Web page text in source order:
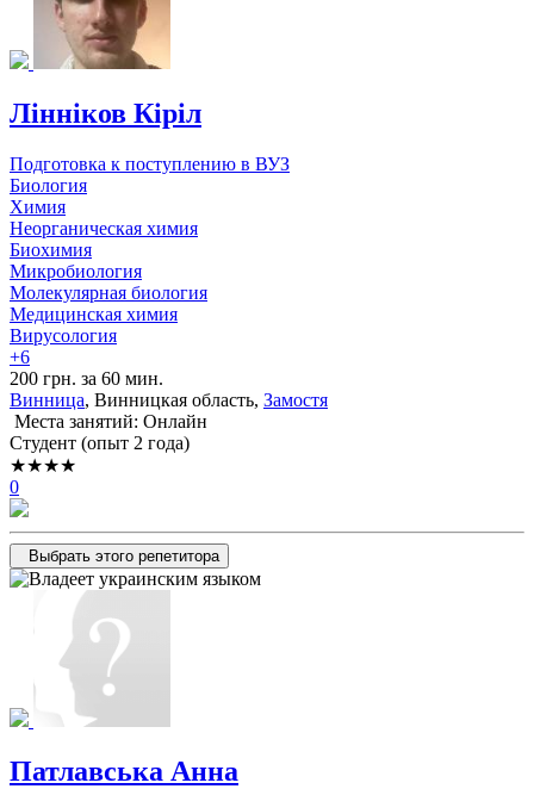
Лінніков Кіріл
Подготовка к поступлению в ВУЗ
Биология
Химия
Неорганическая химия
Биохимия
Микробиология
Молекулярная биология
Медицинская химия
Вирусология
+6
200 грн. за 60 мин.
Винница, Винницкая область, Замостя
Места занятий: Онлайн
Cтудент (опыт 2 года)
★★★★
0
Выбрать этого репетитора
Патлавська Анна